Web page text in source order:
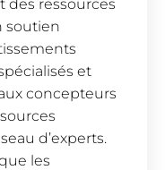
des ressources
soutien
et
concepteurs
d’experts.
les